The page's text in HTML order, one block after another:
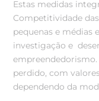
Estas medidas
Competitividade
pequenas e médias
investigação e
perdido, com
dependendo da